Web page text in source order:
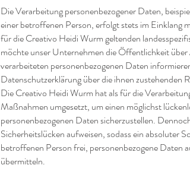
Die Verarbeitung personenbezogener Daten,
einer betroffenen Person, erfolgt stets im
für die Creativo Heidi Wurm geltenden
möchte unser Unternehmen die Öffentlichkeit
verarbeiteten personenbezogenen Daten
Datenschutzerklärung über die ihnen zustehenden
Die Creativo Heidi Wurm hat als für die
Maßnahmen umgesetzt, um einen möglichst
personenbezogenen Daten sicherzustellen.
Sicherheitslücken aufweisen, sodass ein absoluter
betroffenen Person frei, personenbezogene Daten
übermitteln.